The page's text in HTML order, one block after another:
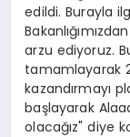
edildi. Burayla
arzu ediyoruz.
tamamlayarak
kazandırmayı
başlayarak
olacağız" diye